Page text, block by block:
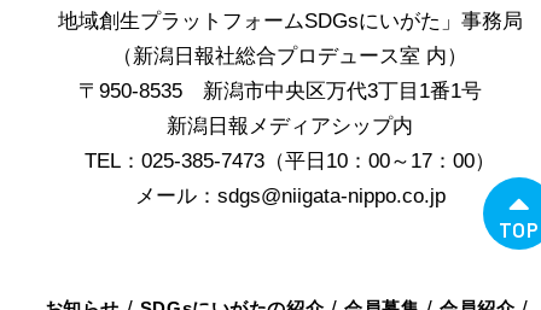
TOP
地域創生プラットフォームSDGsにいがた」事務局
（新潟日報社総合プロデュース室 内）
〒950-8535 新潟市中央区万代3丁目1番1号
新潟日報メディアシップ内
TEL：025-385-7473（平日10：00～17：00）
メール：sdgs@niigata-nippo.co.jp